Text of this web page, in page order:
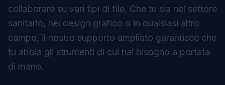
collaborare su vari tipi di file. Che tu sia nel settore
sanitario, nel design grafico o in qualsiasi altro
campo, il nostro supporto ampliato garantisce che
tu abbia gli strumenti di cui hai bisogno a portata
di mano.